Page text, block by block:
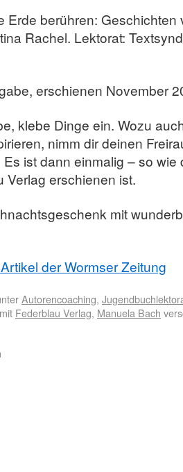
Erde berühren:
Rachel. Lektorat:
erschienen November
klebe Dinge ein. Wozu
nimm dir deinen
ist dann einmalig – so wie
Verlag erschienen ist.
mit
der Wormser Zeitung
Autorencoaching,
Federblau Verlag, Manuela Bach